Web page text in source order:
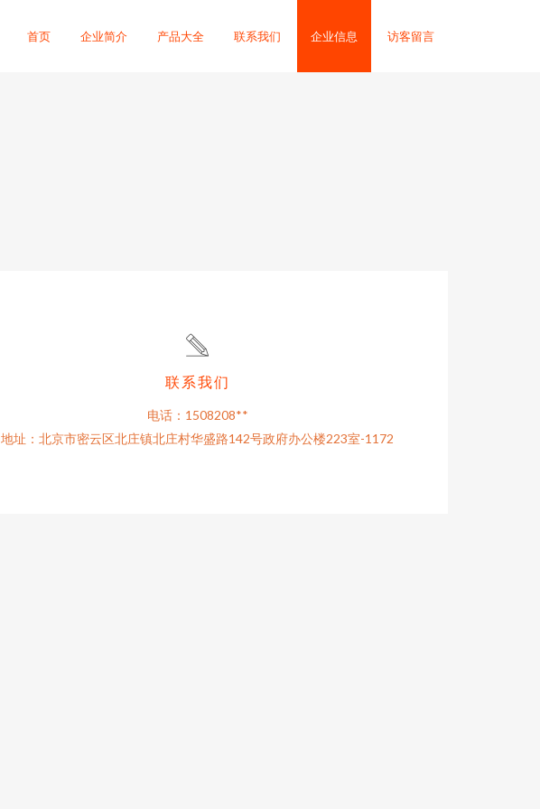
首页 企业简介 产品大全 联系我们 企业信息 访客留言
联系我们
电话：1508208**
地址：北京市密云区北庄镇北庄村华盛路142号政府办公楼223室-1172